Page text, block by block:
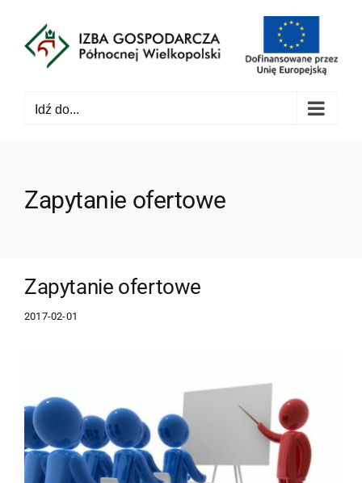
zawartości
Idź do...
Zapytanie ofertowe
Zapytanie ofertowe
2017-02-01
obrazek